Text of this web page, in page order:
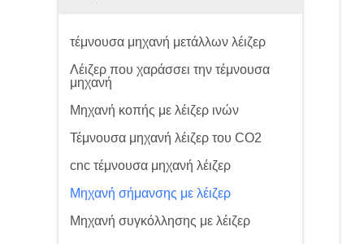
τέμνουσα μηχανή μετάλλων λέιζερ
Λέιζερ που χαράσσει την τέμνουσα
μηχανή
Μηχανή κοπής με λέιζερ ινών
Τέμνουσα μηχανή λέιζερ του CO2
cnc τέμνουσα μηχανή λέιζερ
Μηχανή σήμανσης με λέιζερ
Μηχανή συγκόλλησης με λέιζερ